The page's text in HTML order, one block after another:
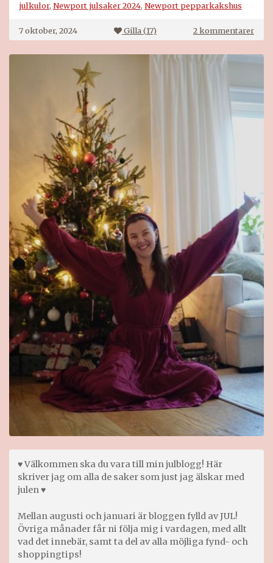
julkulor, Newport julsaker 2024, Newport pepparkakshus
7 oktober, 2024 Gilla (17) 2 kommentarertill
jul
♥ Välkommen ska du vara till min julblogg! Här
skriver jag om alla de saker som just jag älskar med
julen ♥
Mellan augusti och januari är bloggen fylld av JUL!
Övriga månader får ni följa mig i vardagen, med allt
vad det innebär, samt ta del av alla möjliga fynd- och
shoppingtips!